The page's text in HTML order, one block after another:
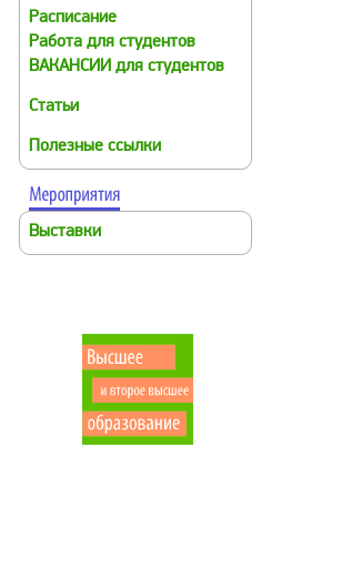
Расписание
Работа для студентов
ВАКАНСИИ для студентов
Статьи
Полезные ссылки
Выставки